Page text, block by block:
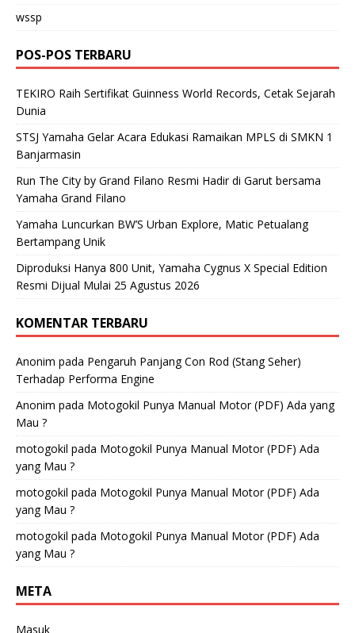
wssp
POS-POS TERBARU
TEKIRO Raih Sertifikat Guinness World Records, Cetak Sejarah
Dunia
STSJ Yamaha Gelar Acara Edukasi Ramaikan MPLS di SMKN 1
Banjarmasin
Run The City by Grand Filano Resmi Hadir di Garut bersama
Yamaha Grand Filano
Yamaha Luncurkan BW’S Urban Explore, Matic Petualang
Bertampang Unik
Diproduksi Hanya 800 Unit, Yamaha Cygnus X Special Edition
Resmi Dijual Mulai 25 Agustus 2026
KOMENTAR TERBARU
Anonim pada Pengaruh Panjang Con Rod (Stang Seher)
Terhadap Performa Engine
Anonim pada Motogokil Punya Manual Motor (PDF) Ada yang
Mau ?
motogokil pada Motogokil Punya Manual Motor (PDF) Ada
yang Mau ?
motogokil pada Motogokil Punya Manual Motor (PDF) Ada
yang Mau ?
motogokil pada Motogokil Punya Manual Motor (PDF) Ada
yang Mau ?
META
Masuk